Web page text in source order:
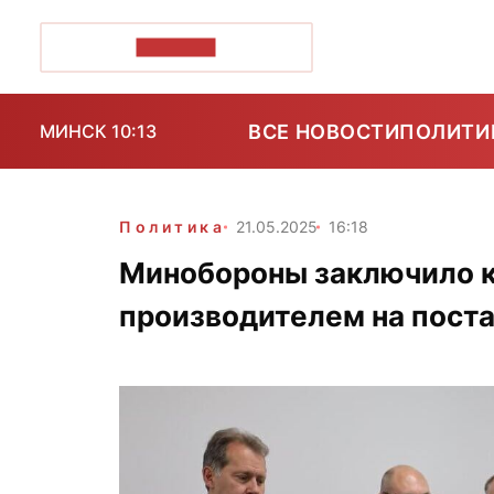
МИНСК 10:13 ВСЕ НОВОСТИ
Политика 21.05.2025 16:18
Минобороны заключило
производителем на